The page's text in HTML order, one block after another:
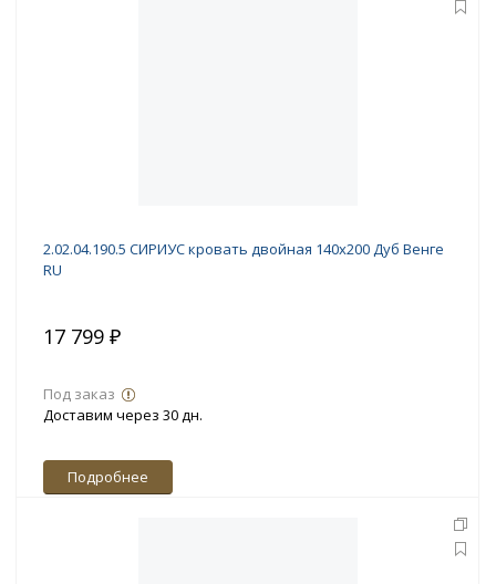
2.02.04.190.5 СИРИУС кровать двойная 140х200 Дуб Венге
RU
17 799 ₽
Под заказ
Доставим через 30 дн.
Подробнее